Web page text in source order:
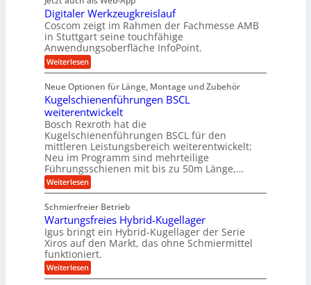
i
e
b
e
f
ü
r
r
a
u
e
U
m
g
e
b
u
n
g
e
n
r
a
g
s
e
i
g
a
n
g
i
g
e
r
S
t
e
l
l
e
n
e
t
r
i
e
b
e
f
r
p
r
ä
z
i
s
e
H
u
b
e
w
e
g
u
n
g
e
ä
z
i
s
i
o
n
f
r
A
u
t
o
m
o
t
i
v
e
n
d
M
a
s
c
h
i
Digitaler Werkzeugkreislauf
Coscom zeigt im Rahmen der Fachmesse AMB
in Stuttgart seine touchfähige
Anwendungsoberfläche InfoPoint.
Weiterlesen:
D
g
i
t
a
l
e
r
W
e
r
k
z
e
u
g
k
r
e
i
s
Neue Optionen für Länge, Montage und Zubehör
Kugelschienenführungen BSCL
weiterentwickelt
Bosch Rexroth hat die
Kugelschienenführungen BSCL für den
mittleren Leistungsbereich weiterentwickelt:
Neu im Programm sind mehrteilige
Führungsschienen mit bis zu 50m Länge,…
Weiterlesen:
K
g
e
l
s
c
h
i
e
Schmierfreier Betrieb
Wartungsfreies Hybrid-Kugellager
Igus bringt ein Hybrid-Kugellager der Serie
Xiros auf den Markt, das ohne Schmiermittel
funktioniert.
Weiterlesen:
W